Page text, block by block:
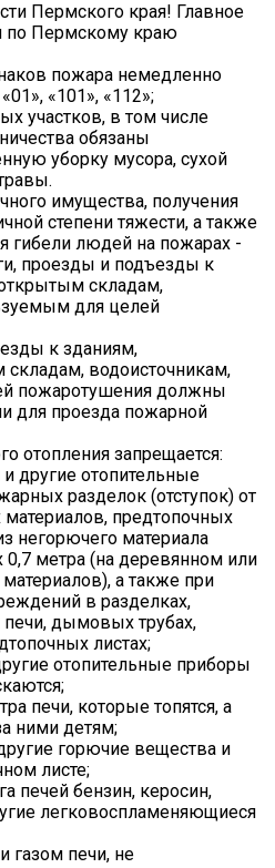
Пермского края! Главное
по Пермскому краю
пожара немедленно
«101», «112»;
участков, в том числе
обязаны
уборку мусора, сухой
имущества, получения
степени тяжести, а также
гибели людей на пожарах -
проезды и подъезды к
складам,
для целей
к зданиям,
водоисточникам,
пожаротушения должны
для проезда пожарной
отопления запрещается:
другие отопительные
разделок (отступок) от
предтопочных
негорючего материала
метра (на деревянном или
а также при
в разделках,
дымовых трубах,
листах;
отопительные приборы
печи, которые топятся, а
ними детям;
горючие вещества и
листе;
печей бензин, керосин,
легковоспламеняющиеся
газом печи, не